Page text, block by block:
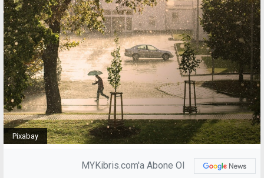
Pixabay
MYKibris.com'a Abone Ol